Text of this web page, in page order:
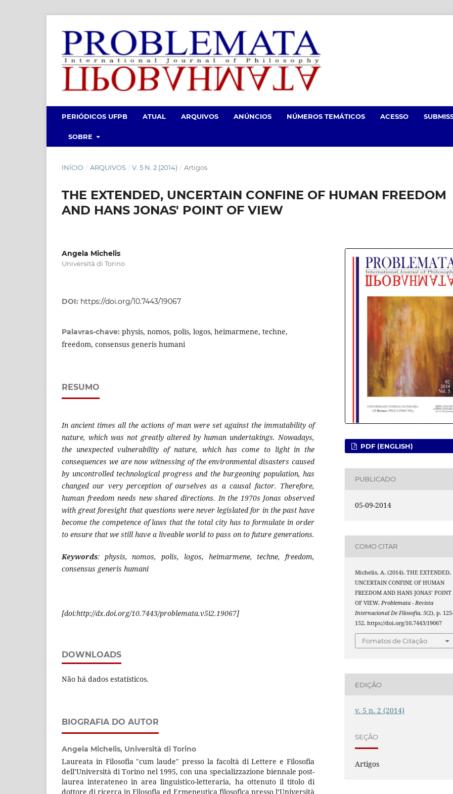
PERIÓDICOS UFPB ATUAL ARQUIVOS ANÚNCIOS NÚMEROS TEMÁTICOS ACESSO
SOBRE
INÍCIO / ARQUIVOS / V. 5 N. 2 (2014) / Artigos
THE EXTENDED, UNCERTAIN CONFINE OF HUMAN FREEDOM
AND HANS JONAS' POINT OF VIEW
Angela Michelis
Università di Torino
DOI: https://doi.org/10.7443/19067
Palavras-chave: physis, nomos, polis, logos, heimarmene, techne,
freedom, consensus generis humani
RESUMO
In ancient times all the actions of man were set against the immutability of
nature, which was not greatly altered by human undertakings. Nowadays,
the unexpected vulnerability of nature, which has come to light in the
consequences we are now witnessing of the environmental disasters caused
by uncontrolled technological progress and the burgeoning population, has
changed our very perception of ourselves as a causal factor. Therefore,
human freedom needs new shared directions. In the 1970s Jonas observed
with great foresight that questions were never legislated for in the past have
become the competence of laws that the total city has to formulate in order
to ensure that we still have a liveable world to pass on to future generations.
Keywords: physis, nomos, polis, logos, heimarmene, techne, freedom,
consensus generis humani
[doi:http://dx.doi.org/10.7443/problemata.v5i2.19067]
DOWNLOADS
Não há dados estatísticos.
BIOGRAFIA DO AUTOR
Angela Michelis, Università di Torino
Laureata in Filosofia "cum laude" presso la facoltà di Lettere e Filosofia
dell’Università di Torino nel 1995, con una specializzazione biennale post-
laurea interateneo in area linguistico-letteraria, ha ottenuto il titolo di
dottore di ricerca in Filosofia ed Ermeneutica filosofica presso l’Università
PDF (ENGLISH)
PUBLICADO
05-09-2014
COMO CITAR
Michelis, A. (2014). THE EXTENDED,
UNCERTAIN CONFINE OF HUMAN
FREEDOM AND HANS JONAS’ POINT
OF VIEW.Problemata - Revista
Internacional De Filosofia,5(2), p.
152. https://doi.org/10.7443/19067
Fomatos de Citação
EDIÇÃO
v. 5 n. 2 (2014)
SEÇÃO
Artigos